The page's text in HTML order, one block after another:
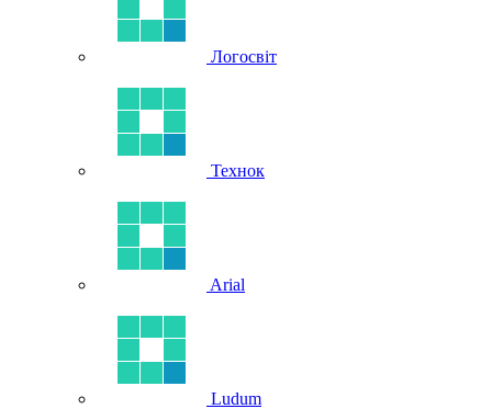
Логосвіт
Технок
Arial
Ludum